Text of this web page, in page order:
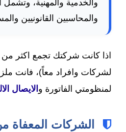
والخدمية والمهنية، وتشمل
والمحاسبين القانونيين
اذا كانت شركتك تجمع اكثر من
لشركات وافراد معاً)، فانت
لمنظومتي الفاتورة و الايصال
الشركات المعفاة